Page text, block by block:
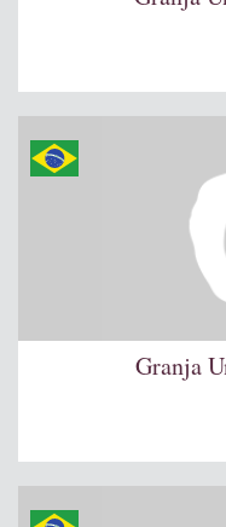
Granja